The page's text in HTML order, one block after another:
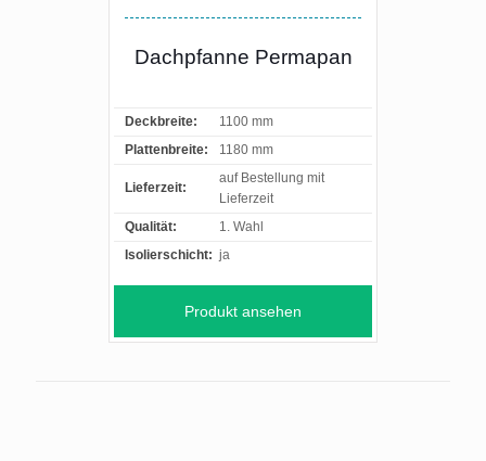
Dachpfanne Permapan
Deckbreite:
1100 mm
Plattenbreite:
1180 mm
Lieferzeit:
auf Bestellung mit
Lieferzeit
Qualität:
1. Wahl
Isolierschicht: ja
Produkt ansehen